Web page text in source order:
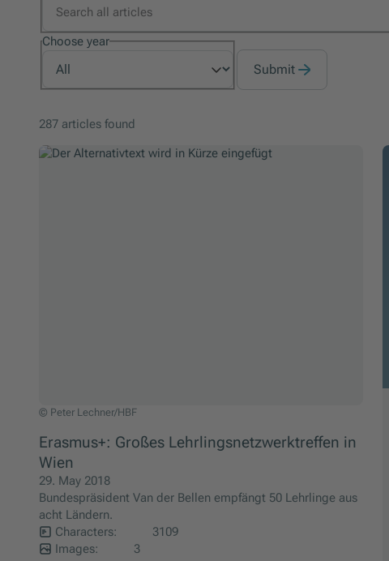
Choose year
Submit
287 articles found
© Peter Lechner/HBF
Peter Lechner/HBF
Erasmus+: Großes Lehrlingsnetzwerktreffen in
Wien
29. May 2018
Bundespräsident Van der Bellen empfängt 50 Lehrlinge aus
acht Ländern.
Characters:
3109
Images:
3